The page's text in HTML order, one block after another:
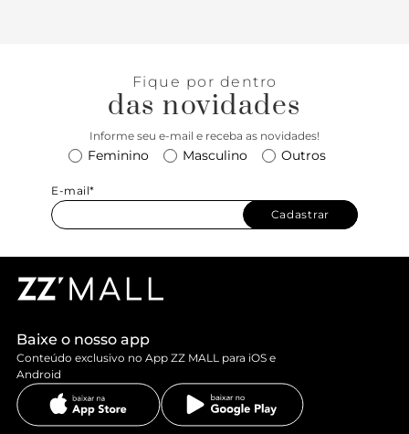
Fique por dentro
das novidades
Informe seu e-mail e receba as novidades!
Feminino Masculino Outros
E-mail*
Cadastrar
Baixe o nosso app
Conteúdo exclusivo no App ZZ MALL para iOS e
Android